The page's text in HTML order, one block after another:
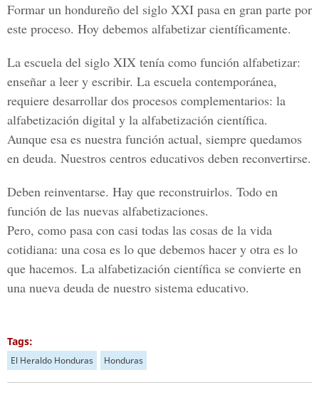
Formar un hondureño del siglo XXI pasa en gran parte por
este proceso. Hoy debemos alfabetizar científicamente.
La escuela del siglo XIX tenía como función alfabetizar:
enseñar a leer y escribir. La escuela contemporánea,
requiere desarrollar dos procesos complementarios: la
alfabetización digital y la alfabetización científica.
Aunque esa es nuestra función actual, siempre quedamos
en deuda. Nuestros centros educativos deben reconvertirse.
Deben reinventarse. Hay que reconstruirlos. Todo en
función de las nuevas alfabetizaciones.
Pero, como pasa con casi todas las cosas de la vida
cotidiana: una cosa es lo que debemos hacer y otra es lo
que hacemos. La alfabetización científica se convierte en
una nueva deuda de nuestro sistema educativo.
Tags:
El Heraldo Honduras Honduras